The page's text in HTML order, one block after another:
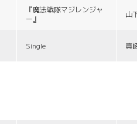
『魔法戦隊マジレンジャ
ー』
山
Single 真